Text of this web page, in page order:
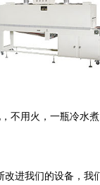
用火，一瓶冷水
进我们的设备，